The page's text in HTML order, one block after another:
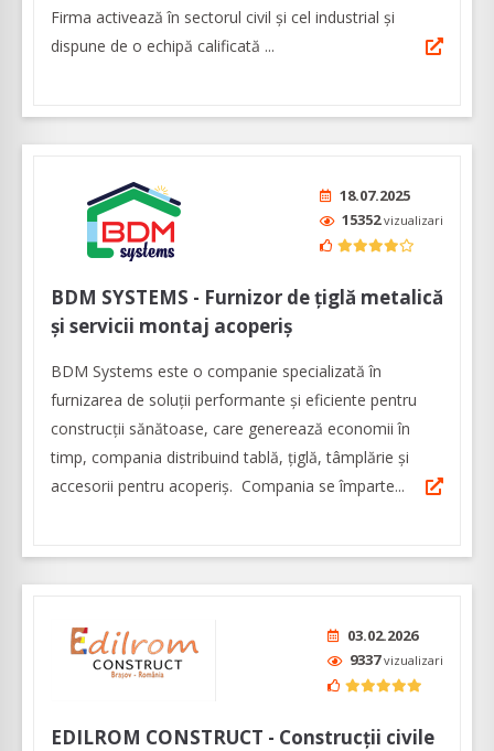
Firma activează în sectorul civil și cel industrial și
dispune de o echipă calificată ...
18.07.2025
15352vizualizari
BDM SYSTEMS - Furnizor de țiglă metalică
și servicii montaj acoperiș
BDM Systems este o companie specializată în
furnizarea de soluții performante și eficiente pentru
construcții sănătoase, care generează economii în
timp, compania distribuind tablă, țiglă, tâmplărie și
accesorii pentru acoperiș. Compania se împarte...
03.02.2026
9337vizualizari
EDILROM CONSTRUCT - Construcții civile